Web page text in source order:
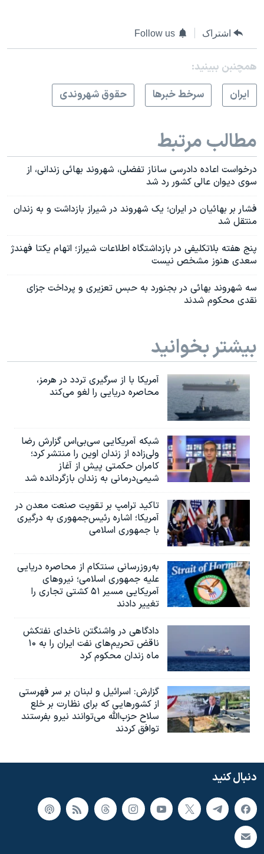
اشتراک Follow us
همچنبن ببینید:
ايران
سرخط خبرها حقوق شهروندی
مطالب مرتبط
درخواست اعاده دادرسی ساناز تفضلی، شهروند بهائی زندانی، از
سوی دیوان عالی کشور رد شد
فشار بر بهائیان در ایران؛ یک شهروند در شیراز بازداشت و به زندان
منتقل شد
پنج هفته بلاتکلیفی در بازداشتگاه اطلاعات شیراز؛ اتهام یکتا فهندژ
سعدی هنوز مشخص نیست
سه شهروند بهائی در بجنورد به حبس تعزیری و پرداخت جزای
نقدی محکوم شدند
بیشتر بخوانید
آمریکا با از سرگیری تردد در هرمز،
محاصره دریایی را لغو می‌کند
شبکه آمریکایی سی‌بی‌‌اس گزارش رضا
ولی‌زاده از زندان اوین را منتشر کرد؛
کامران حکمتی پیش از آغاز
شیمی‌درمانی به زندان بازگردانده شد
تاکید ترامپ بر تقویت صنعت معدن در
آمریکا؛ اشاره رئیس‌جمهوری به درگیری
با جمهوری اسلامی
به‌روزرسانی سنتکام از محاصره دریایی
علیه جمهوری اسلامی؛ نیروهای
آمریکایی مسیر ۵۱ کشتی تجاری را
تغییر دادند
دادگاهی در واشنگتن ناخدای نفتکش
ناقض تحریم‌های نفت ایران را به ۱۰
ماه زندان محکوم کرد
گزارش‌: اسرائيل و لبنان بر سر فهرستی
از کشورهایی که برای نظارت بر خلع
سلاح حزب‌الله می‌توانند نیرو بفرستند
توافق کردند
دنبال کنید